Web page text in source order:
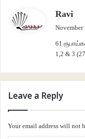
Ravi
s
:
November
61
1,2 & 3
Leave a Reply
Your email address will not